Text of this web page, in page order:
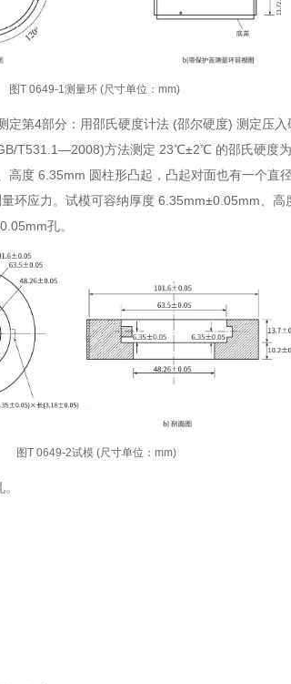
图T 0649-1测量环 (尺寸单位：mm)
第4部分：用邵氏硬度计法 (邵尔硬度) 测定压
T531.1—2008)方法测定 23℃±2℃ 的邵氏硬度
度 6.35mm 圆柱形凸起，凸起对面也有一个直
环应力。试模可容纳厚度 6.35mm±0.05mm、
孔。
图T 0649-2试模 (尺寸单位：mm)
。